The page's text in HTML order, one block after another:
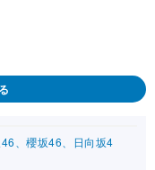
、櫻坂46、日向坂4